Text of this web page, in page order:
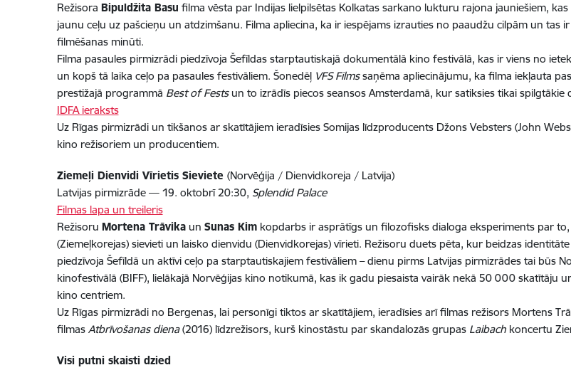
Režisora Bipuldžita Basu filma vēsta par Indijas lielpilsētas Kolkatas sarkano lukturu rajona jauniešiem,
jaunu ceļu uz pašcieņu un atdzimšanu. Filma apliecina, ka ir iespējams izrauties no paaudžu cilpām un
filmēšanas minūti.
Filma pasaules pirmizrādi piedzīvoja Šefīldas starptautiskajā dokumentālā kino festivālā, kas ir viens no
un kopš tā laika ceļo pa pasaules festivāliem. Šonedēļ VFS Filmssaņēma apliecinājumu, ka filma iekļauta
prestižajā programmā Best of Festsun to izrādīs piecos seansos Amsterdamā, kur satiksies tikai spilgtākie
IDFA ieraksts
Uz Rīgas pirmizrādi un tikšanos ar skatītājiem ieradīsies Somijas līdzproducents Džons Vebsters (John
kino režisoriem un producentiem.
Ziemeļi Dienvidi Vīrietis Sieviete (Norvēģija / Dienvidkoreja / Latvija)
Latvijas pirmizrāde — 19. oktobrī 20:30, Splendid Palace
Filmas lapa un treileris
Režisoru Mortena Trāvikaun Sunas Kimkopdarbs ir asprātīgs un filozofisks dialoga eksperiments par
(Ziemeļkorejas) sievieti un laisko dienvidu (Dienvidkorejas) vīrieti. Režisoru duets pēta, kur beidzas
piedzīvoja Šefīldā un aktīvi ceļo pa starptautiskajiem festivāliem – dienu pirms Latvijas pirmizrādes tai būs
kinofestivālā (BIFF), lielākajā Norvēģijas kino notikumā, kas ik gadu piesaista vairāk nekā 50 000 skatītāju
kino centriem.
Uz Rīgas pirmizrādi no Bergenas, lai personīgi tiktos ar skatītājiem, ieradīsies arī filmas režisors Mortens
filmas Atbrīvošanas diena(2016) līdzrežisors, kurš kinostāstu par skandalozās grupas Laibachkoncertu
Visi putni skaisti dzied